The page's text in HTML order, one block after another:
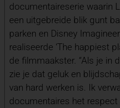
documentaireserie waarin
een uitgebreide blik gunt
parken en Disney
realiseerde ‘The happiest
de filmmaakster. “Als je in
zie je dat geluk en
van hard werken is. Ik
documentaires het